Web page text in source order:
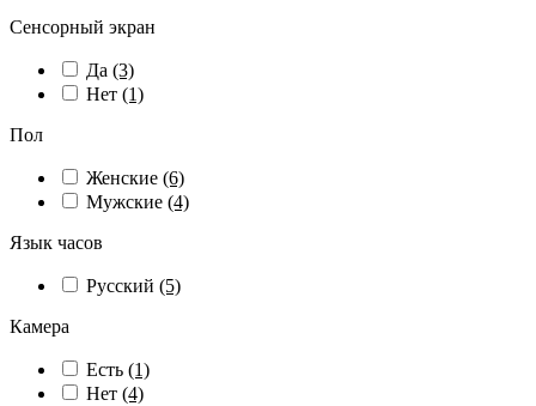
Сенсорный экран
Да (3)
Нет (1)
Пол
Женские (6)
Мужские (4)
Язык часов
Русский (5)
Камера
Есть (1)
Нет (4)